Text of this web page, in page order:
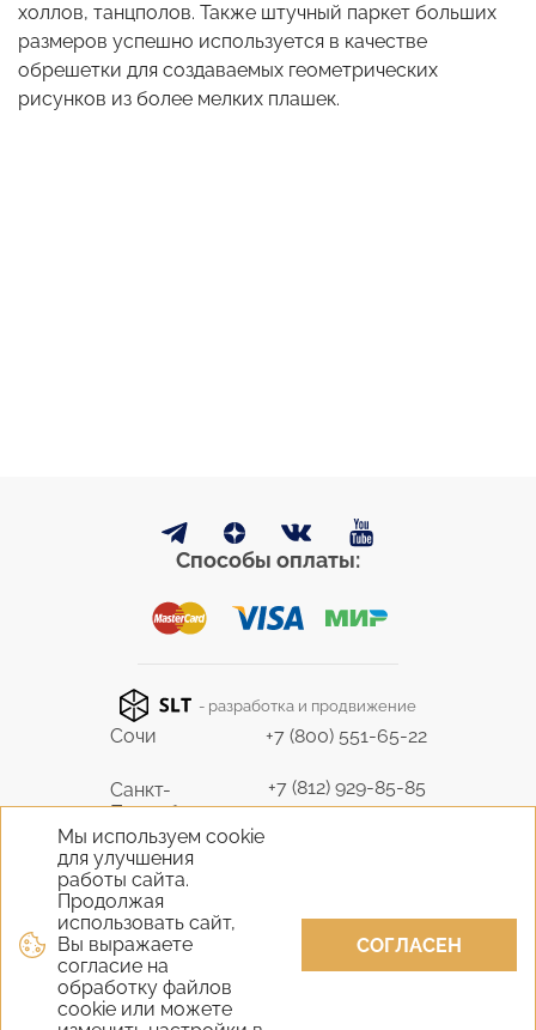
Мы используем cookie
для улучшения
работы сайта.
Продолжая
использовать сайт,
Вы выражаете
согласие на
обработку файлов
cookie или можете
СОГЛАСЕН
холлов, танцполов. Также штучный паркет больших
размеров успешно используется в качестве
обрешетки для создаваемых геометрических
рисунков из более мелких плашек.
Способы оплаты:
- разработка и продвижение
Сочи +7 (800) 551-65-22
Санкт-
Петербург
+7 (812) 929-85-85
9298585@bk.ru
Москва
Крым
+7 (978) 824-31-10
vernisage-c@mail.ru